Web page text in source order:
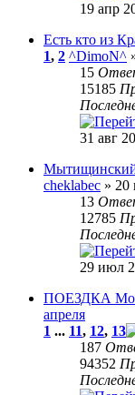
19 апр
Есть кто из
1, 2 ^DimoN^
15
15185
31 авг
cheklabec » 20
13
12785
29 июл
ПОЕЗДКА
апреля
1 ... 11, 12, 13
187
94352